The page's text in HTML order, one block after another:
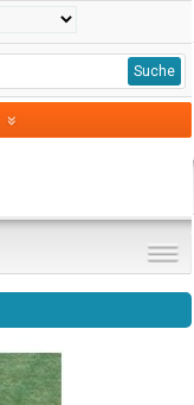
Suche